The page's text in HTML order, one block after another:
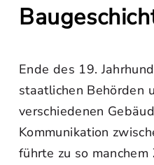
Ende des 19.
staatlichen Behörden
verschiedenen
Kommunikation
führte zu so